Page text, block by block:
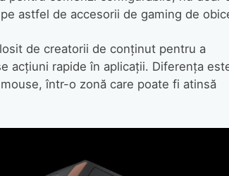
astfel de accesorii de gaming de
de creatorii de conținut pentru a
acțiuni rapide în aplicații. Diferența
într-o zonă care poate fi atinsă